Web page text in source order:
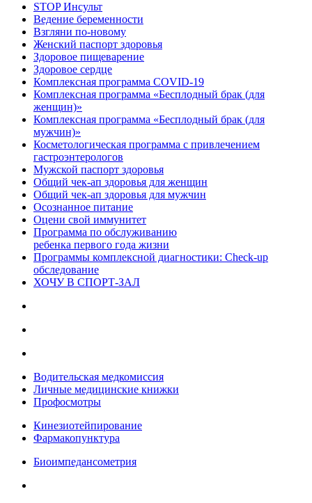
STOP Инсульт
Ведение беременности
Взгляни по-новому
Женский паспорт здоровья
Здоровое пищеварение
Здоровое сердце
Комплексная программа COVID-19
Комплексная программа «Бесплодный брак (для
женщин)»
Комплексная программа «Бесплодный брак (для
мужчин)»
Косметологическая программа с привлечением
гастроэнтерологов
Мужской паспорт здоровья
Общий чек-ап здоровья для женщин
Общий чек-ап здоровья для мужчин
Осознанное питание
Оцени свой иммунитет
Программа по обслуживанию
ребенка первого года жизни
Программы комплексной диагностики: Check-up
обследование
ХОЧУ В CПОРТ-ЗАЛ
Водительская медкомиссия
Личные медицинские книжки
Профосмотры
Кинезиотейпирование
Фармакопунктура
Биоимпедансометрия